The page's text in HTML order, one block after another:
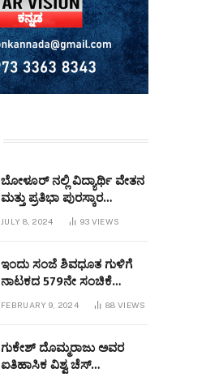
ಬೋಳೂರ್ ನಲ್ಲಿ ವಿದ್ಯಾರ್ಥಿ ವೇತನ
ಮತ್ತು ಪ್ರತಿಭಾ ಪುರಸ್ಕಾರ
ಕಾರ್ಯಕ್ರಮವನ್ನುಆಯೋಜಿಸಲಾಯಿತು
JULY 8, 2024 93 VIEWS
ಇಂದು ಸಂಜೆ ಶಿವಧೂತ ಗುಳಿಗೆ
ನಾಟಕದ 579ನೇ ಸಂಚಿಕೆ
FEBRUARY 9, 2024 88VIEWS
ಗುಕೇಶ್ ದೊಮ್ಮರಾಜು ಅವರ
ಐತಿಹಾಸಿಕ ವಿಶ್ವ ಚೆಸ್